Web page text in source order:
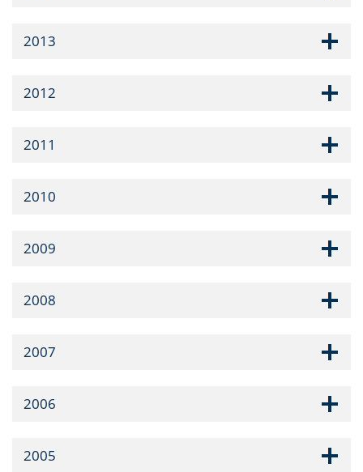
2013
2012
2011
2010
2009
2008
2007
2006
2005